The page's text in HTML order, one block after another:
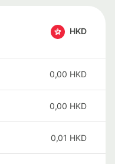
HKD
0,00 HKD
0,00 HKD
0,01 HKD